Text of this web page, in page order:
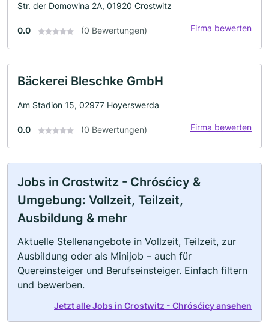
Str. der Domowina 2A, 01920 Crostwitz
0.0 (0 Bewertungen) Firma bewerten
Bäckerei Bleschke GmbH
Am Stadion 15, 02977 Hoyerswerda
0.0 (0 Bewertungen) Firma bewerten
Jobs in Crostwitz - Chrósćicy &
Umgebung: Vollzeit, Teilzeit,
Ausbildung & mehr
Aktuelle Stellenangebote in Vollzeit, Teilzeit, zur
Ausbildung oder als Minijob – auch für
Quereinsteiger und Berufseinsteiger. Einfach filtern
und bewerben.
Jetzt alle Jobs in Crostwitz - Chrósćicy ansehen